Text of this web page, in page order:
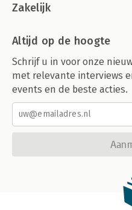
Zakelijk
Altijd op de hoogte
Schrijf u in voor onze
met relevante interviews
events en de beste acties.